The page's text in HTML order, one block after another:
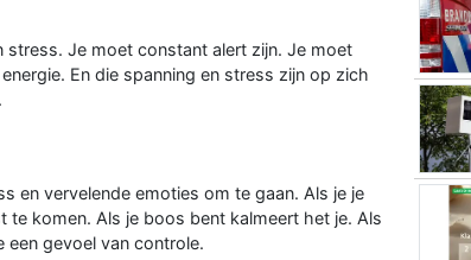
Je moet constant alert zijn. Je moet
En die spanning en stress zijn op zich
en vervelende emoties om te gaan. Als je je
komen. Als je boos bent kalmeert het je. Als
gevoel van controle.